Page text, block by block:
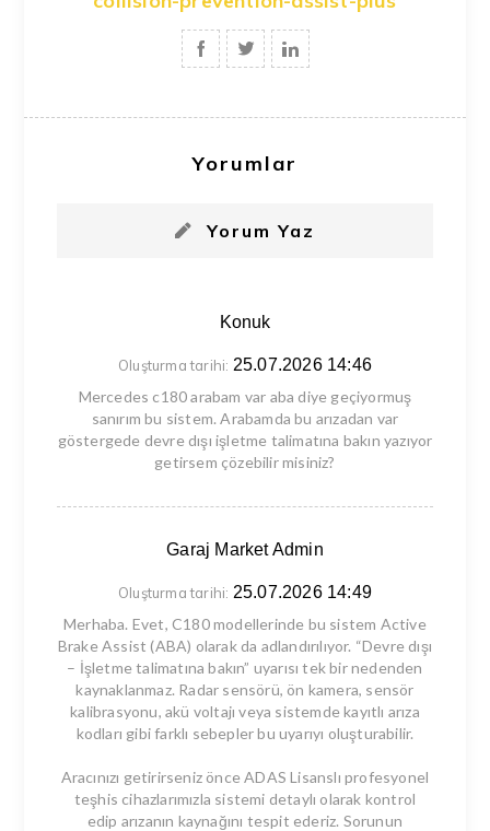
Yorumlar
Yorum Yaz
Konuk
Oluşturma tarihi: 25.07.2026 14:46
Mercedes c180 arabam var aba diye geçiyormuş
sanırım bu sistem. Arabamda bu arızadan var
göstergede devre dışı işletme talimatına bakın yazıyor
getirsem çözebilir misiniz?
Garaj Market Admin
Oluşturma tarihi: 25.07.2026 14:49
Merhaba. Evet, C180 modellerinde bu sistem Active
Brake Assist (ABA) olarak da adlandırılıyor. “Devre dışı
– İşletme talimatına bakın” uyarısı tek bir nedenden
kaynaklanmaz. Radar sensörü, ön kamera, sensör
kalibrasyonu, akü voltajı veya sistemde kayıtlı arıza
kodları gibi farklı sebepler bu uyarıyı oluşturabilir.
Aracınızı getirirseniz önce ADAS Lisanslı profesyonel
teşhis cihazlarımızla sistemi detaylı olarak kontrol
edip arızanın kaynağını tespit ederiz. Sorunun